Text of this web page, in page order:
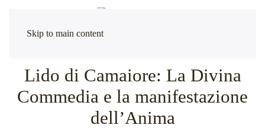
Skip to main content
Lido di Camaiore: La Divina
Commedia e la manifestazione
dell’Anima